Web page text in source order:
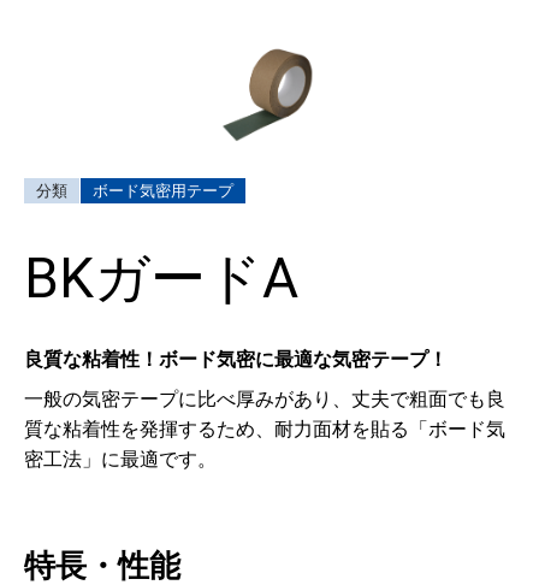
ボード気密用テープ
BKガードA
良質な粘着性！ボード気密に最適な気密テープ！
一般の気密テープに比べ厚みがあり、丈夫で粗面でも良
質な粘着性を発揮するため、耐力面材を貼る「ボード気
密工法」に最適です。
特長・性能